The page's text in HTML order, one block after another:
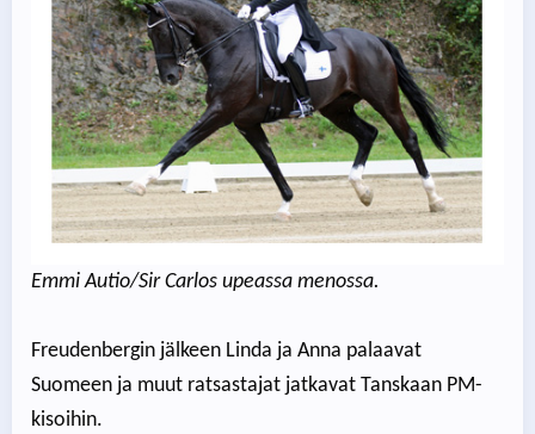
Emmi Autio/Sir Carlos upeassa menossa.
Freudenbergin jälkeen Linda ja Anna palaavat
Suomeen ja muut ratsastajat jatkavat Tanskaan PM-
kisoihin.